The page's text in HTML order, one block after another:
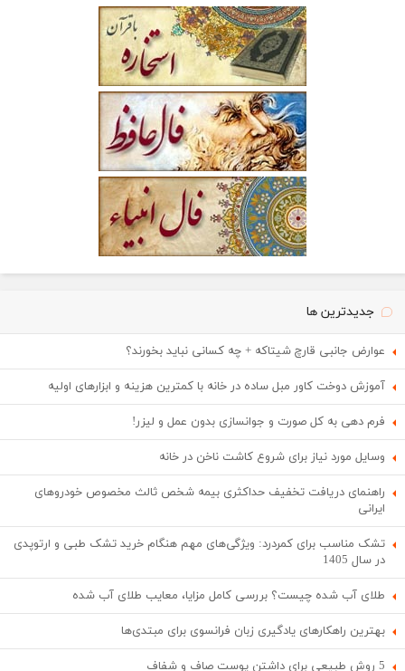
جدیدترین ها
عوارض جانبی قارچ شیتاکه + چه کسانی نباید بخورند؟
آموزش دوخت کاور مبل ساده در خانه با کمترین هزینه و ابزارهای اولیه
فرم دهی به کل صورت و جوانسازی بدون عمل و لیزر!
وسایل مورد نیاز برای شروع کاشت ناخن در خانه
راهنمای دریافت تخفیف حداکثری بیمه شخص ثالث مخصوص خودروهای
ایرانی
تشک مناسب برای کمردرد: ویژگی‌های مهم هنگام خرید تشک طبی و ارتوپدی
در سال 1405
طلای آب شده چیست؟ بررسی کامل مزایا، معایب طلای آب شده
بهترین راهکارهای یادگیری زبان فرانسوی برای مبتدی‌ها
5 روش طبیعی برای داشتن پوست صاف و شفاف